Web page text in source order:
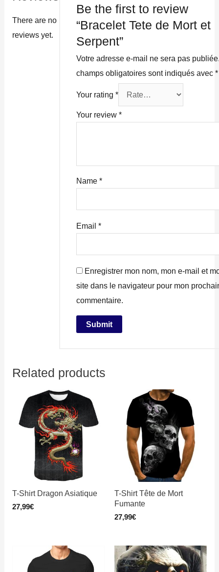
There are no
reviews yet.
Be the first to review
“Bracelet Tete de Mort et
Serpent”
Votre adresse e-mail ne sera pas
champs obligatoires sont indiqués avec*
Your rating*
Your review*
Name*
Email*
Enregistrer mon nom, mon e-mail et
site dans le navigateur pour mon
commentaire.
Related products
T-Shirt Dragon Asiatique
27,99€
T-Shirt Tête de Mort
Fumante
27,99€